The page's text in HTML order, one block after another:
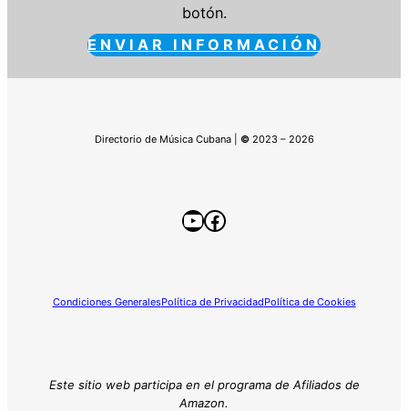
botón.
ENVIAR INFORMACIÓN
Directorio de Música Cubana | © 2023 – 2026
YouTube
Facebook
Condiciones GeneralesPolítica de PrivacidadPolítica de Cookies
Este sitio web participa en el programa de Afiliados de
Amazon.